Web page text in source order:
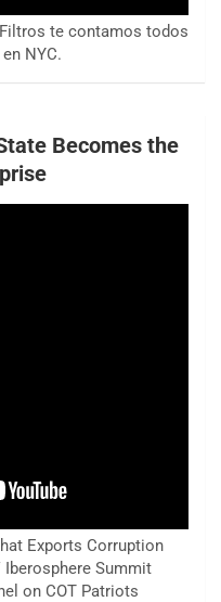
te contamos todos
NYC.
Becomes the
Exports Corruption
Summit
on COT Patriots